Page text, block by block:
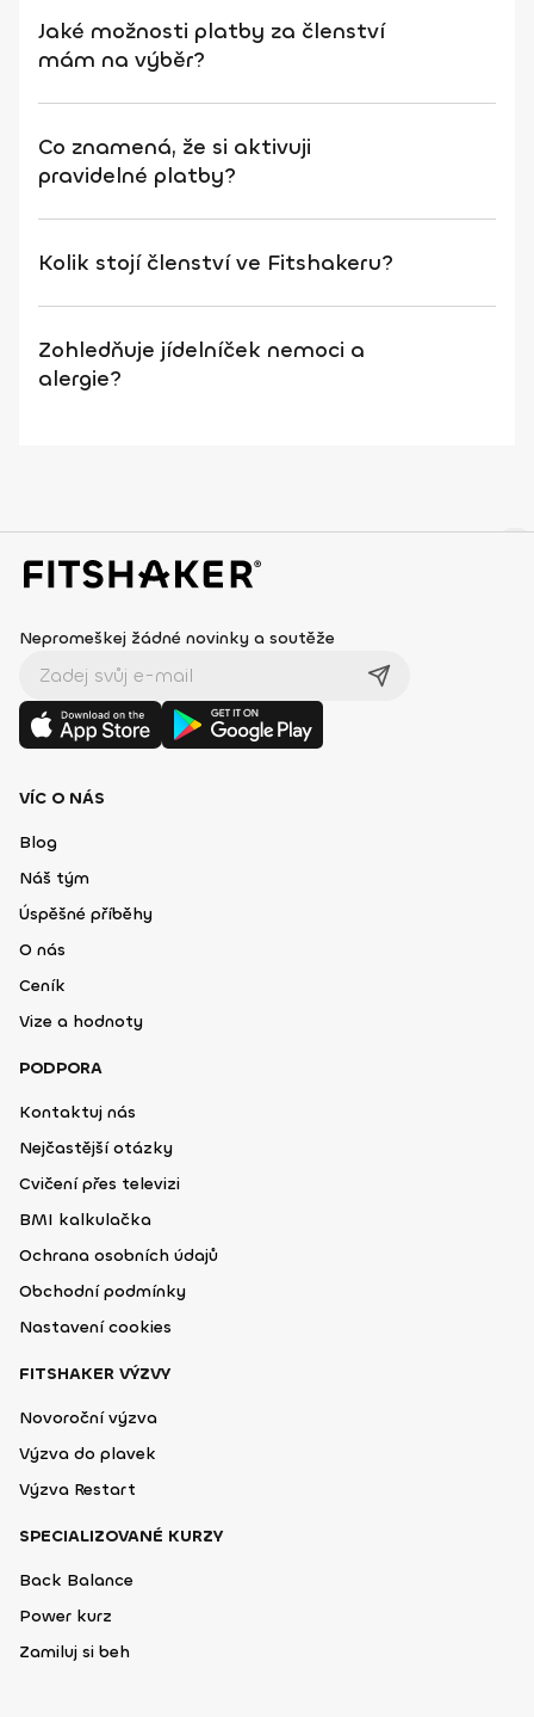
Jaké možnosti platby za členství
mám na výběr?
Co znamená, že si aktivuji
pravidelné platby?
Kolik stojí členství ve Fitshakeru?
Zohledňuje jídelníček nemoci a
alergie?
Nepromeškej žádné novinky a soutěže
VÍC O NÁS
Blog
Náš tým
Úspěšné příběhy
O nás
Ceník
Vize a hodnoty
PODPORA
Kontaktuj nás
Nejčastější otázky
Cvičení přes televizi
BMI kalkulačka
Ochrana osobních údajů
Obchodní podmínky
Nastavení cookies
FITSHAKER VÝZVY
Novoroční výzva
Výzva do plavek
Výzva Restart
SPECIALIZOVANÉ KURZY
Back Balance
Power kurz
Zamiluj si beh